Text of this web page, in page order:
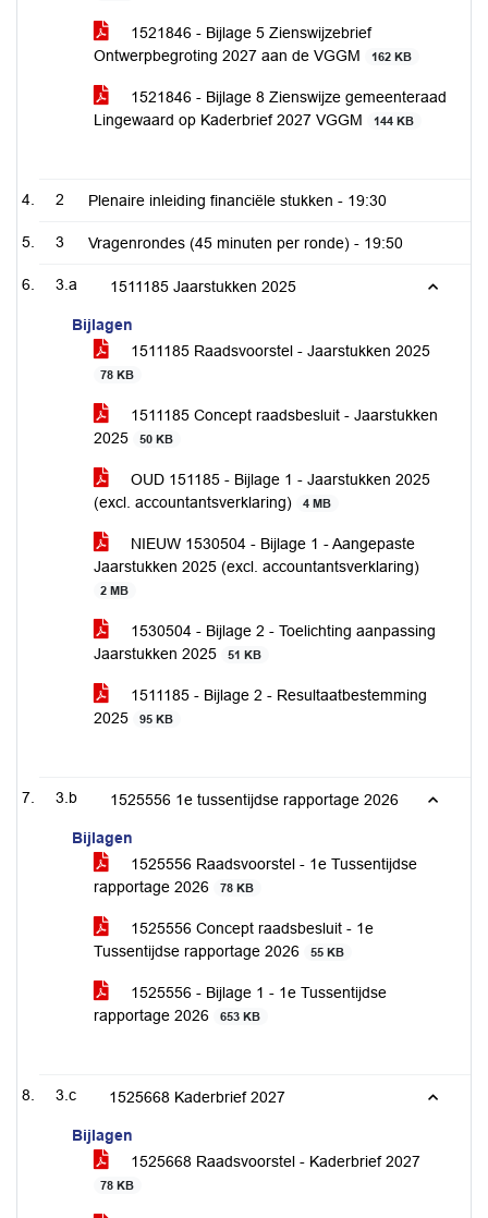
1521846 - Bijlage 5 Zienswijzebrief
Ontwerpbegroting 2027 aan de VGGM
162 KB
1521846 - Bijlage 8 Zienswijze gemeenteraad
Lingewaard op Kaderbrief 2027 VGGM
144 KB
2 Plenaire inleiding financiële stukken - 19:30
3 Vragenrondes (45 minuten per ronde) - 19:50
3.a 1511185 Jaarstukken 2025
Bijlagen
1511185 Raadsvoorstel - Jaarstukken 2025
78 KB
1511185 Concept raadsbesluit - Jaarstukken
2025
50 KB
OUD 151185 - Bijlage 1 - Jaarstukken 2025
(excl. accountantsverklaring)
4 MB
NIEUW 1530504 - Bijlage 1 - Aangepaste
Jaarstukken 2025 (excl. accountantsverklaring)
2 MB
1530504 - Bijlage 2 - Toelichting aanpassing
Jaarstukken 2025
51 KB
1511185 - Bijlage 2 - Resultaatbestemming
2025
95 KB
3.b 1525556 1e tussentijdse rapportage 2026
Bijlagen
1525556 Raadsvoorstel - 1e Tussentijdse
rapportage 2026
78 KB
1525556 Concept raadsbesluit - 1e
Tussentijdse rapportage 2026
55 KB
1525556 - Bijlage 1 - 1e Tussentijdse
rapportage 2026
653 KB
3.c 1525668 Kaderbrief 2027
Bijlagen
1525668 Raadsvoorstel - Kaderbrief 2027
78 KB